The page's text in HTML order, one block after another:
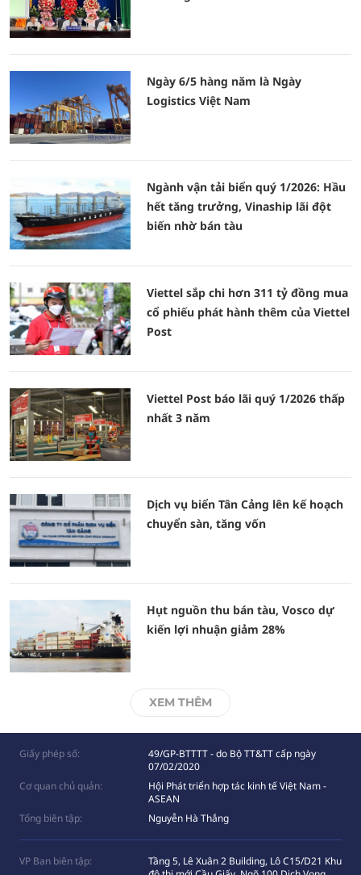
Ngày 6/5 hàng năm là Ngày
Logistics Việt Nam
Ngành vận tải biển quý 1/2026: Hầu
hết tăng trưởng, Vinaship lãi đột
biến nhờ bán tàu
Viettel sắp chi hơn 311 tỷ đồng mua
cổ phiếu phát hành thêm của Viettel
Post
Viettel Post báo lãi quý 1/2026 thấp
nhất 3 năm
Dịch vụ biển Tân Cảng lên kế hoạch
chuyển sàn, tăng vốn
Hụt nguồn thu bán tàu, Vosco dự
kiến lợi nhuận giảm 28%
XEM THÊM
Giấy phép số:
49/GP-BTTTT - do Bộ TT&TT cấp ngày
07/02/2020
Cơ quan chủ quản:
Hội Phát triển hợp tác kinh tế Việt Nam -
ASEAN
Tổng biên tập:
Nguyễn Hà Thắng
VP Ban biên tập:
Tầng 5, Lê Xuân 2 Building, Lô C15/D21 Khu